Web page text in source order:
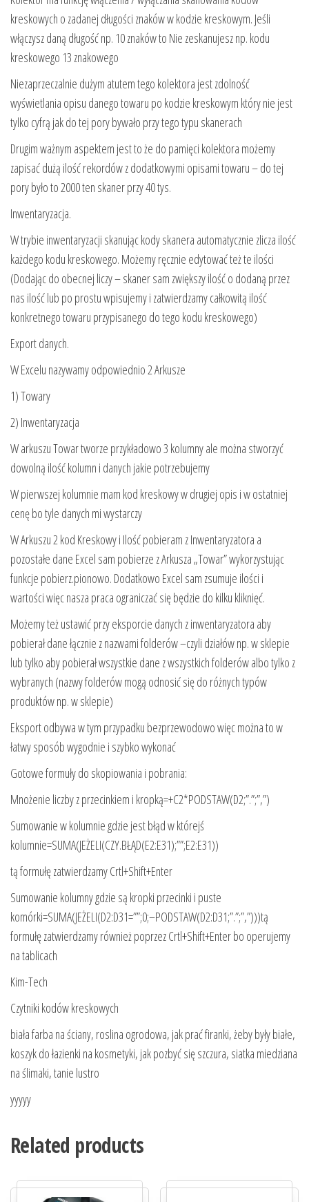
kreskowych o zadanej długości znaków w kodzie kreskowym. Jeśli
włączysz daną długość np. 10 znaków to Nie zeskanujesz np. kodu
kreskowego 13 znakowego
Niezaprzeczalnie dużym atutem tego kolektora jest zdolność
wyświetlania opisu danego towaru po kodzie kreskowym który nie jest
tylko cyfrą jak do tej pory bywało przy tego typu skanerach
Drugim ważnym aspektem jest to że do pamięci kolektora możemy
zapisać dużą ilość rekordów z dodatkowymi opisami towaru – do tej
pory było to 2000 ten skaner przy 40 tys.
Inwentaryzacja.
W trybie inwentaryzacji skanując kody skanera automatycznie zlicza ilość
każdego kodu kreskowego. Możemy ręcznie edytować też te ilości
(Dodając do obecnej liczy – skaner sam zwiększy ilość o dodaną przez
nas ilość lub po prostu wpisujemy i zatwierdzamy całkowitą ilość
konkretnego towaru przypisanego do tego kodu kreskowego)
Export danych.
W Excelu nazywamy odpowiednio 2 Arkusze
1) Towary
2) Inwentaryzacja
W arkuszu Towar tworze przykładowo 3 kolumny ale można stworzyć
dowolną ilość kolumn i danych jakie potrzebujemy
W pierwszej kolumnie mam kod kreskowy w drugiej opis i w ostatniej
cenę bo tyle danych mi wystarczy
W Arkuszu 2 kod Kreskowy i Ilość pobieram z Inwentaryzatora a
pozostałe dane Excel sam pobierze z Arkusza „Towar” wykorzystując
funkcje pobierz.pionowo. Dodatkowo Excel sam zsumuje ilości i
wartości więc nasza praca ograniczać się będzie do kilku kliknięć.
Możemy też ustawić przy eksporcie danych z inwentaryzatora aby
pobierał dane łącznie z nazwami folderów –czyli działów np. w sklepie
lub tylko aby pobierał wszystkie dane z wszystkich folderów albo tylko z
wybranych (nazwy folderów mogą odnosić się do różnych typów
produktów np. w sklepie)
Eksport odbywa w tym przypadku bezprzewodowo więc można to w
łatwy sposób wygodnie i szybko wykonać
Gotowe formuły do skopiowania i pobrania:
Mnożenie liczby z przecinkiem i kropką=+C2*PODSTAW(D2;”.”;”,”)
Sumowanie w kolumnie gdzie jest błąd w którejś
kolumnie=SUMA(JEŻELI(CZY.BŁĄD(E2:E31);””;E2:E31))
tą formułę zatwierdzamy Crtl+Shift+Enter
Sumowanie kolumny gdzie są kropki przecinki i puste
komórki=SUMA(JEŻELI(D2:D31=””;0;–PODSTAW(D2:D31;”.”;”,”)))tą
formułę zatwierdzamy również poprzez Crtl+Shift+Enter bo operujemy
na tablicach
Kim-Tech
Czytniki kodów kreskowych
biała farba na ściany, roslina ogrodowa, jak prać firanki, żeby były białe,
koszyk do łazienki na kosmetyki, jak pozbyć się szczura, siatka miedziana
na ślimaki, tanie lustro
yyyyy
Related products